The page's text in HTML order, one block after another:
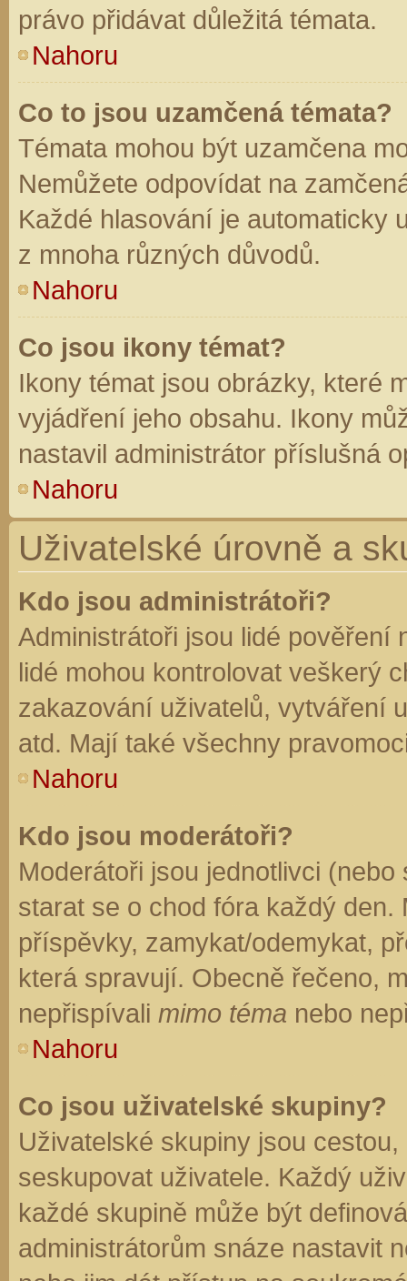
právo přidávat důležitá témata.
Nahoru
Co to jsou uzamčená témata?
Témata mohou být uzamčena
Nemůžete odpovídat na
Každé hlasování je automaticky
z mnoha různých důvodů.
Nahoru
Co jsou ikony témat?
Ikony témat jsou obrázky, které
vyjádření jeho obsahu. Ikony
nastavil administrátor příslušná
Nahoru
Uživatelské úrovně a
Kdo jsou administrátoři?
Administrátoři jsou lidé pověření
lidé mohou kontrolovat veškerý
zakazování uživatelů, vytváření
atd. Mají také všechny
Nahoru
Kdo jsou moderátoři?
Moderátoři jsou jednotlivci
starat se o chod fóra každý
příspěvky, zamykat/odemykat,
která spravují. Obecně řečeno,
nepřispívali mimo téma nebo
Nahoru
Co jsou uživatelské skupiny?
Uživatelské skupiny jsou
seskupovat uživatele. Každý
každé skupině může být
administrátorům snáze nastavit